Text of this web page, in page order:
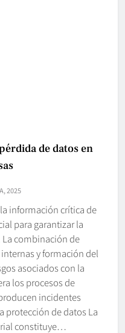
de datos en
2025
información crítica de
para garantizar la
combinación de
y formación del
asociados con la
los procesos de
incidentes
protección de datos La
constituye…